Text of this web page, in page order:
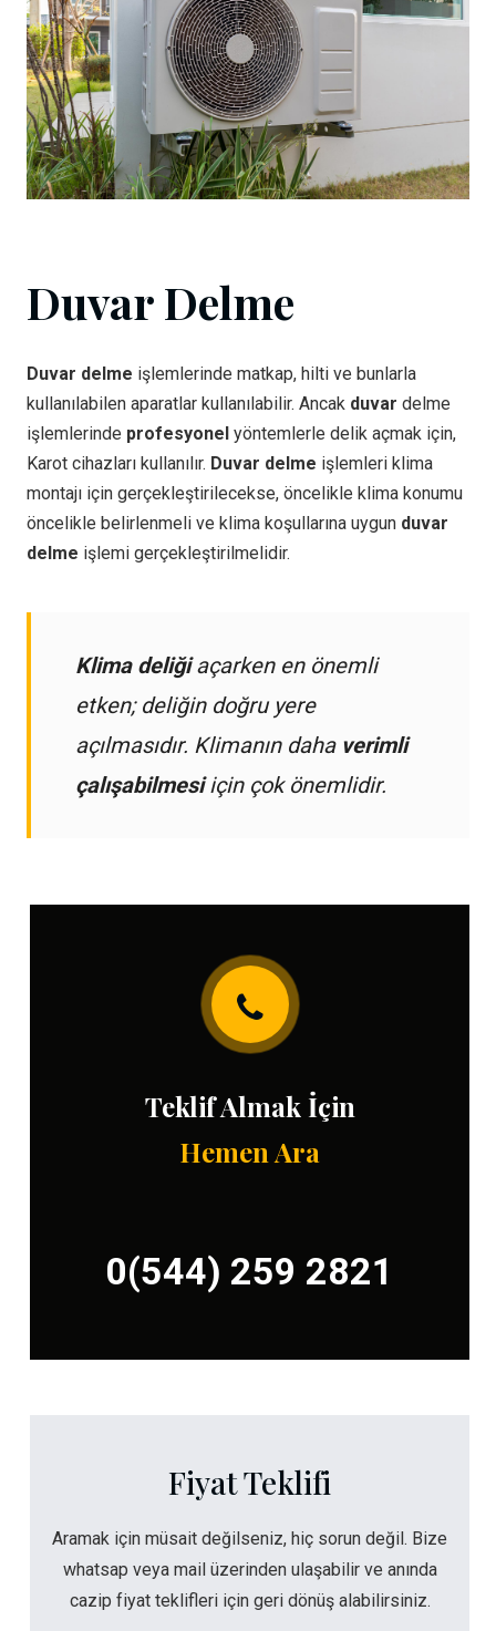
Duvar Delme
Duvar delme işlemlerinde matkap, hilti ve bunlarla
kullanılabilen aparatlar kullanılabilir. Ancak duvar delme
işlemlerinde profesyonel yöntemlerle delik açmak için,
Karot cihazları kullanılır. Duvar delme işlemleri klima
montajı için gerçekleştirilecekse, öncelikle klima konumu
öncelikle belirlenmeli ve klima koşullarına uygun duvar
delme işlemi gerçekleştirilmelidir.
Klima deliğiaçarken en önemli
etken; deliğin doğru yere
açılmasıdır. Klimanın daha verimli
çalışabilmesiiçin çok önemlidir.
Teklif Almak İçin
Hemen Ara
0(544) 259 2821
Fiyat Teklifi
Aramak için müsait değilseniz, hiç sorun değil. Bize
whatsap veya mail üzerinden ulaşabilir ve anında
cazip fiyat teklifleri için geri dönüş alabilirsiniz.